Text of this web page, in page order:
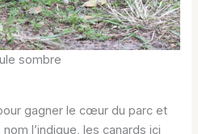
sombre
gagner le cœur du parc et
l’indique, les canards ici